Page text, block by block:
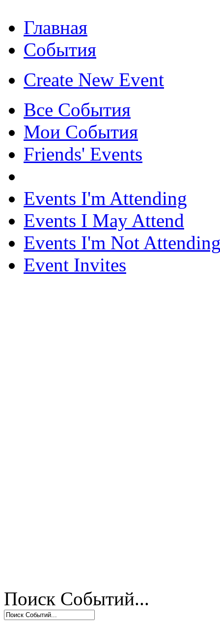
Главная
События
Create New Event
Все События
Мои События
Friends' Events
Events I'm Attending
Events I May Attend
Events I'm Not
Event Invites
Поиск Событий...